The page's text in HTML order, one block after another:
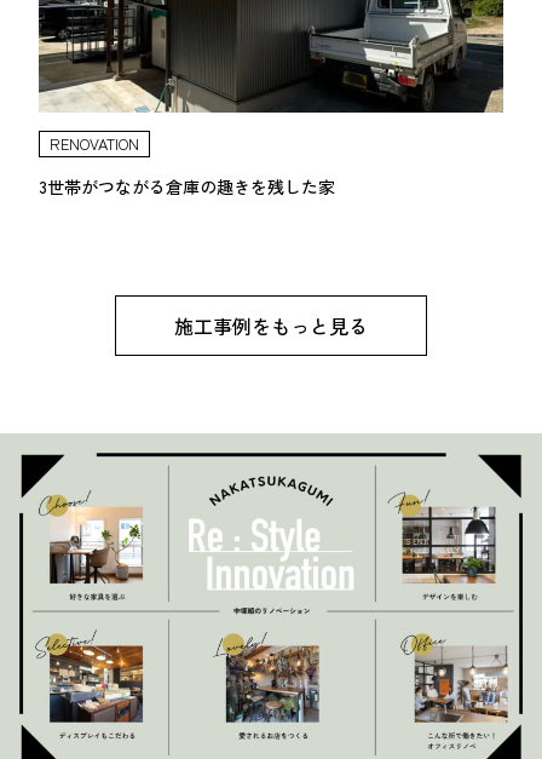
RENOVATION
3世帯がつながる倉庫の趣きを残した家
施工事例をもっと見る